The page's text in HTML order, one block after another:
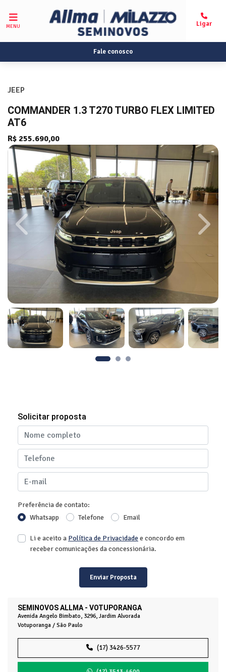
MENU
Fale conosco
JEEP
COMMANDER 1.3 T270 TURBO FLEX LIMITED
AT6
R$ 255.690,00
Previous Next
SEMINOVOS ALLMA - VOTUPORANGA
Avenida Angelo Bimbato, 3296, Jardim Alvorada
Votuporanga / São Paulo
(17) 3426-5577
Solicitar proposta
Preferência de contato:
Whatsapp
Telefone Email
Li e aceito a Política de Privacidadee concordo em
receber comunicações da concessionária.
Enviar Proposta